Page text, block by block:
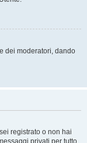
dei moderatori, dando
registrato o non hai
privati per tutto